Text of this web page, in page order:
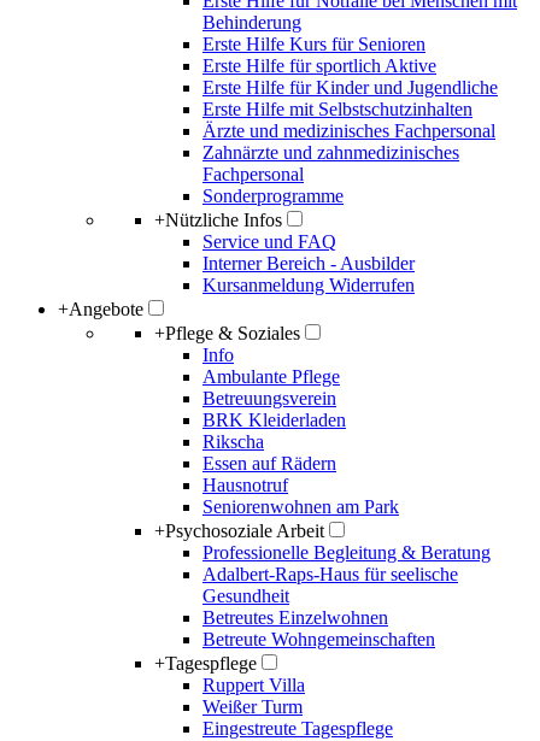
Behinderung
Erste Hilfe Kurs für Senioren
Erste Hilfe für sportlich Aktive
Erste Hilfe für Kinder und Jugendliche
Erste Hilfe mit Selbstschutzinhalten
Ärzte und medizinisches Fachpersonal
Zahnärzte und zahnmedizinisches
Fachpersonal
Sonderprogramme
+Nützliche Infos
Service und FAQ
Interner Bereich - Ausbilder
Kursanmeldung Widerrufen
+Angebote
+Pflege & Soziales
Info
Ambulante Pflege
Betreuungsverein
BRK Kleiderladen
Rikscha
Essen auf Rädern
Hausnotruf
Seniorenwohnen am Park
+Psychosoziale Arbeit
Professionelle Begleitung & Beratung
Adalbert-Raps-Haus für seelische
Gesundheit
Betreutes Einzelwohnen
Betreute Wohngemeinschaften
+Tagespflege
Ruppert Villa
Weißer Turm
Eingestreute Tagespflege